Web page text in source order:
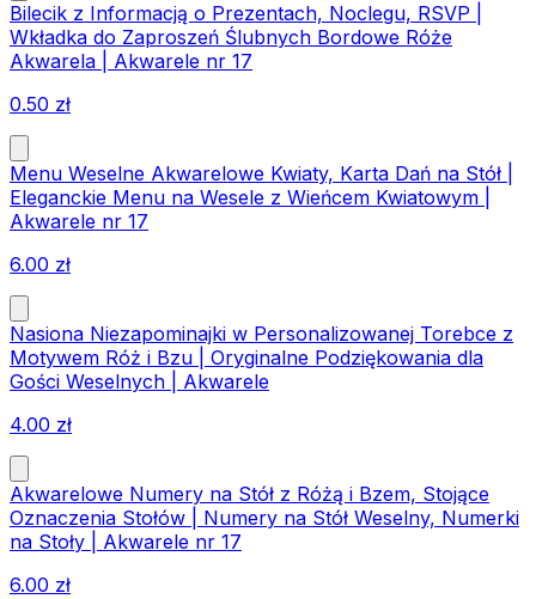
Bilecik z Informacją o Prezentach, Noclegu, RSVP |
Wkładka do Zaproszeń Ślubnych Bordowe Róże
Akwarela | Akwarele nr 17
0.50 zł
Menu Weselne Akwarelowe Kwiaty, Karta Dań na Stół |
Eleganckie Menu na Wesele z Wieńcem Kwiatowym |
Akwarele nr 17
6.00 zł
Nasiona Niezapominajki w Personalizowanej Torebce z
Motywem Róż i Bzu | Oryginalne Podziękowania dla
Gości Weselnych | Akwarele
4.00 zł
Akwarelowe Numery na Stół z Różą i Bzem, Stojące
Oznaczenia Stołów | Numery na Stół Weselny, Numerki
na Stoły | Akwarele nr 17
6.00 zł